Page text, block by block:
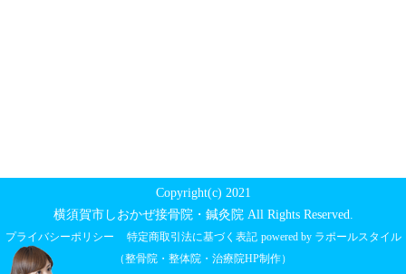
Copyright(c) 2021
横須賀市しおかぜ接骨院・鍼灸院 All Rights Reserved.
プライバシーポリシー 特定商取引法に基づく表記 powered by ラポールスタイル
（整骨院・整体院・治療院HP制作）